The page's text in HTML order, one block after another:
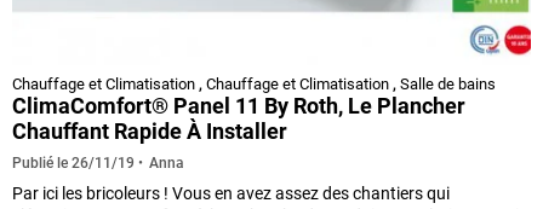
Chauffage et Climatisation , Chauffage et Climatisation , Salle de bains
ClimaComfort® Panel 11 By Roth, Le Plancher
Chauffant Rapide À Installer
Publié le 26/11/19 Anna
Par ici les bricoleurs ! Vous en avez assez des chantiers qui